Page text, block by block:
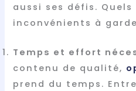
aussi ses défis. Quels
inconvénients à
Temps et effort
contenu de qualité,
prend du temps. Entre